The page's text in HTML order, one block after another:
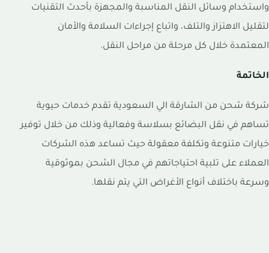
واستخدام وسائل النقل المناسبة والمجهزة بأحدث التقنيات
لتقليل الاهتزاز والتلف، واتباع إجراءات السلامة والأمان
المعتمدة خلال كل مرحلة من مراحل النقل.
الخاتمة
شركة شحن من الشارقة الي السعودية تقدم خدمات حيوية
تساهم في نقل البضائع بسلاسة وفعالية وذلك من خلال توفير
خيارات متنوعة وتكلفة معقولة حيث تساعد هذه الشركات
العملاء على تلبية احتياجاتهم في مجال الشحن بموثوقية
وسرعة باختلاف أنواع الأغراض التي يتم نقلها.